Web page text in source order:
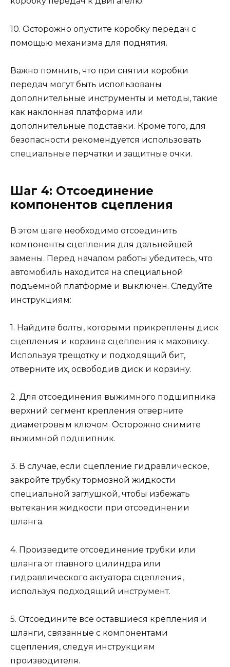
10. Осторожно опустите коробку передач с
помощью механизма для поднятия.
Важно помнить, что при снятии коробки
передач могут быть использованы
дополнительные инструменты и методы, такие
как наклонная платформа или
дополнительные подставки. Кроме того, для
безопасности рекомендуется использовать
специальные перчатки и защитные очки.
Шаг 4: Отсоединение
компонентов сцепления
В этом шаге необходимо отсоединить
компоненты сцепления для дальнейшей
замены. Перед началом работы убедитесь, что
автомобиль находится на специальной
подъемной платформе и выключен. Следуйте
инструкциям:
1. Найдите болты, которыми прикреплены диск
сцепления и корзина сцепления к маховику.
Используя трещотку и подходящий бит,
отверните их, освободив диск и корзину.
2. Для отсоединения выжимного подшипника
верхний сегмент крепления отверните
диаметровым ключом. Осторожно снимите
выжимной подшипник.
3. В случае, если сцепление гидравлическое,
закройте трубку тормозной жидкости
специальной заглушкой, чтобы избежать
вытекания жидкости при отсоединении
шланга.
4. Произведите отсоединение трубки или
шланга от главного цилиндра или
гидравлического актуатора сцепления,
используя подходящий инструмент.
5. Отсоедините все оставшиеся крепления и
шланги, связанные с компонентами
сцепления, следуя инструкциям
производителя.